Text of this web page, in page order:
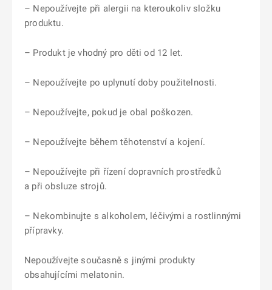
– Nepoužívejte při alergii na kteroukoliv složku
produktu.
– Produkt je vhodný pro děti od 12 let.
– Nepoužívejte po uplynutí doby použitelnosti.
– Nepoužívejte, pokud je obal poškozen.
– Nepoužívejte během těhotenství a kojení.
– Nepoužívejte při řízení dopravních prostředků
a při obsluze strojů.
– Nekombinujte s alkoholem, léčivými a rostlinnými
přípravky.
Nepoužívejte současně s jinými produkty
obsahujícími melatonin.